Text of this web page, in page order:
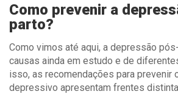
Como prevenir a
parto?
Como vimos até aqui, a depressão
causas ainda em estudo e de
isso, as recomendações para prevenir
depressivo apresentam frentes